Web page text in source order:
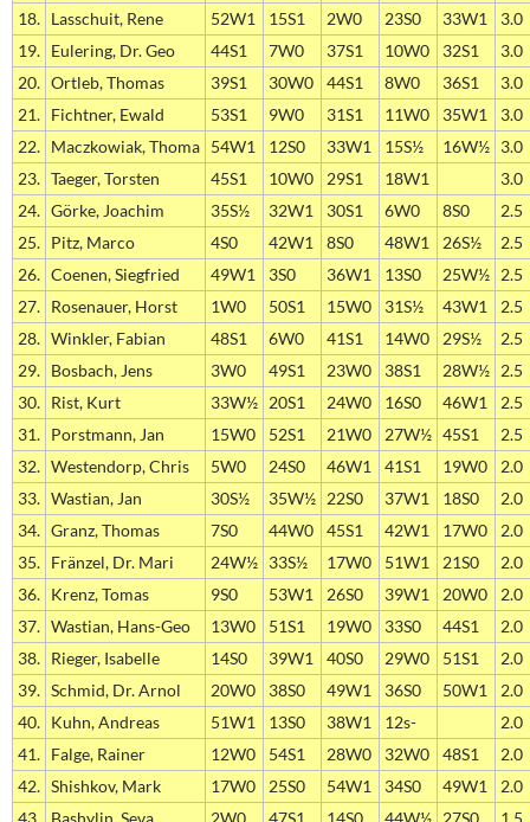
18. Lasschuit, Rene 52W1 15S1 2W0 23S0 33W1
3.0
19. Eulering, Dr. Geo 44S1 7W0 37S1 10W0 32S1
3.0
20. Ortleb, Thomas 39S1 30W0 44S1 8W0 36S1
3.0
21. Fichtner, Ewald 53S1 9W0 31S1 11W0 35W1
3.0
22. Maczkowiak, Thoma 54W1 12S0 33W1 15S½ 16W½ 3.0
23. Taeger, Torsten 45S1 10W0 29S1 18W1
3.0
24. Görke, Joachim 35S½ 32W1 30S1 6W0 8S0
2.5
25. Pitz, Marco 4S0 42W1 8S0 48W1 26S½
2.5
26. Coenen, Siegfried 49W1 3S0 36W1 13S0 25W½ 2.5
27. Rosenauer, Horst 1W0 50S1 15W0 31S½ 43W1
2.5
28. Winkler, Fabian 48S1 6W0 41S1 14W0 29S½
2.5
29. Bosbach, Jens 3W0 49S1 23W0 38S1 28W½ 2.5
30. Rist, Kurt 33W½ 20S1 24W0 16S0 46W1
2.5
31. Porstmann, Jan 15W0 52S1 21W0 27W½ 45S1
2.5
32. Westendorp, Chris 5W0 24S0 46W1 41S1 19W0
2.0
33. Wastian, Jan 30S½ 35W½ 22S0 37W1 18S0
2.0
34. Granz, Thomas 7S0 44W0 45S1 42W1 17W0
2.0
35. Fränzel, Dr. Mari 24W½ 33S½ 17W0 51W1 21S0
2.0
36. Krenz, Tomas 9S0 53W1 26S0 39W1 20W0
2.0
37. Wastian, Hans-Geo 13W0 51S1 19W0 33S0 44S1
2.0
38. Rieger, Isabelle 14S0 39W1 40S0 29W0 51S1
2.0
39. Schmid, Dr. Arnol 20W0 38S0 49W1 36S0 50W1
2.0
40. Kuhn, Andreas 51W1 13S0 38W1 12s-
2.0
41. Falge, Rainer 12W0 54S1 28W0 32W0 48S1
2.0
42. Shishkov, Mark 17W0 25S0 54W1 34S0 49W1
2.0